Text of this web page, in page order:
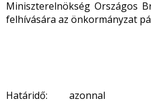
Miniszterelnökség Országos
felhívására az önkormányzat
Határidő: azonnal